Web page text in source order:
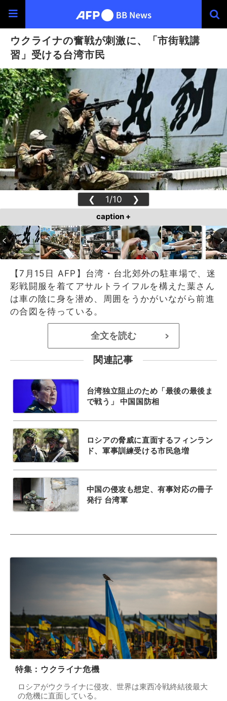
ウクライナの奮戦が刺激に、「市街戦講
習」受ける台湾市民
❮ 1/10 ❯
caption +
【7月15日 AFP】台湾・台北郊外の駐車場で、迷
彩戦闘服を着てアサルトライフルを構えた葉さん
は車の陰に身を潜め、周囲をうかがいながら前進
の合図を待っている。
全文を読む >
関連記事
台湾独立阻止のため「最後の最後ま
で戦う」 中国国防相
ロシアの脅威に直面するフィンラン
ド、軍事訓練受ける市民急増
中国の侵攻も想定、有事対応の冊子
発行 台湾軍
特集：ウクライナ危機
ロシアがウクライナに侵攻、世界は東西冷戦終結後最大
の危機に直面している。